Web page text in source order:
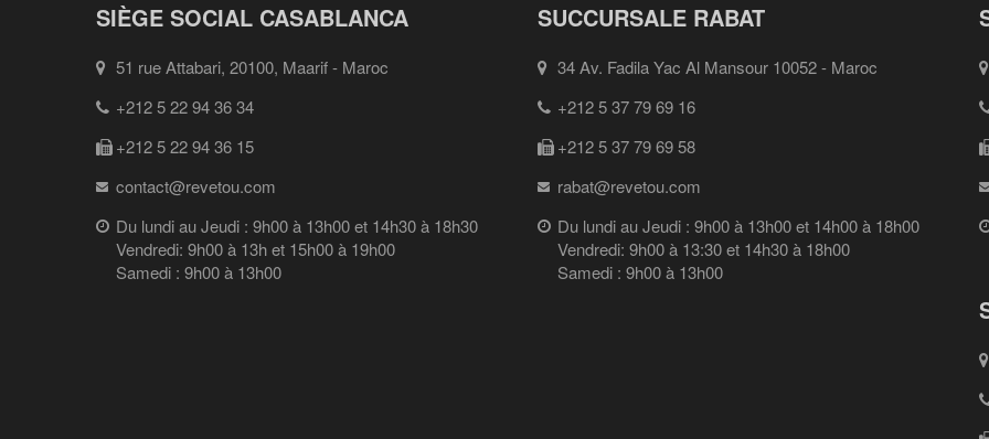
SIÈGE SOCIAL CASABLANCA
51 rue Attabari, 20100, Maarif - Maroc
+212 5 22 94 36 34
+212 5 22 94 36 15
contact@revetou.com
Du lundi au Jeudi : 9h00 à 13h00 et 14h30 à 18h30
Vendredi: 9h00 à 13h et 15h00 à 19h00
Samedi : 9h00 à 13h00
SUCCURSALE RABAT
34 Av. Fadila Yac Al Mansour 10052 - Maroc
+212 5 37 79 69 16
+212 5 37 79 69 58
rabat@revetou.com
Du lundi au Jeudi : 9h00 à 13h00 et 14h00 à 18h00
Vendredi: 9h00 à 13:30 et 14h30 à 18h00
Samedi : 9h00 à 13h00